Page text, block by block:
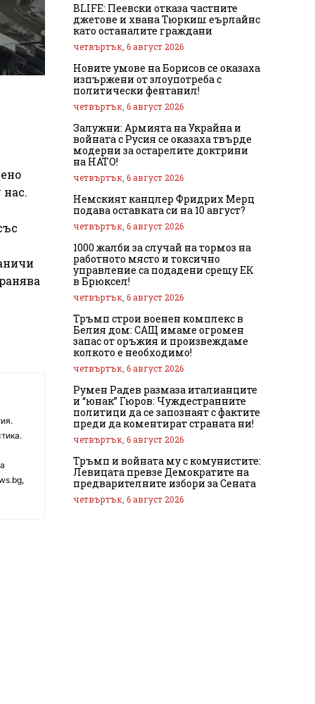
BLIFE: Пеевски отказа частните
джетове и хвана Тюркиш еърлайнс
като останалите граждани
четвъртък, 6 август 2026
Новите умове на Борисов се оказаха
изпържени от злоупотреба с
политически фентанил!
четвъртък, 6 август 2026
Залужни: Армията на Украйна и
войната с Русия се оказаха твърде
модерни за остарелите доктрини
на НАТО!
четвъртък, 6 август 2026
Немският канцлер Фридрих Мерц
подава оставката си на 10 август?
четвъртък, 6 август 2026
1000 жалби за случай на тормоз на
работното място и токсично
управление са подадени срещу ЕК
в Брюксел!
четвъртък, 6 август 2026
Тръмп строи военен комплекс в
Белия дом: САЩ имаме огромен
запас от оръжия и произвеждаме
колкото е необходимо!
четвъртък, 6 август 2026
Румен Радев размаза италианците
и “юнак” Гюров: Чуждестранните
политици да се запознаят с фактите
преди да коментират страната ни!
четвъртък, 6 август 2026
Тръмп и войната му с комунистите:
Левицата превзе Демократите на
предварителните избори за Сената
четвъртък, 6 август 2026